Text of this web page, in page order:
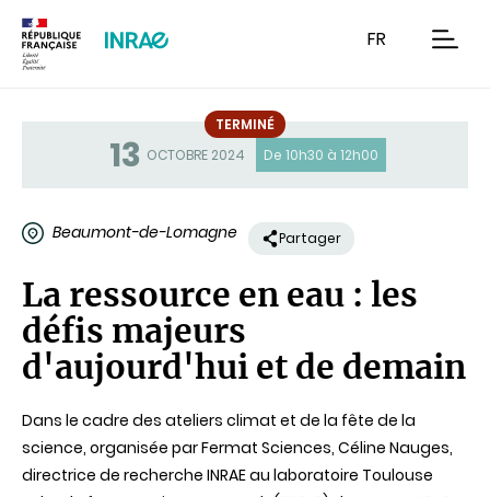
FR
13 OCTOBRE 2024 De 10h30 à 12h00
Statut
TERMINÉ
Beaumont-de-Lomagne Partager
La ressource en eau : les
défis majeurs
d'aujourd'hui et de demain
Dans le cadre des ateliers climat et de la fête de la
science, organisée par Fermat Sciences, Céline Nauges,
directrice de recherche INRAE au laboratoire Toulouse